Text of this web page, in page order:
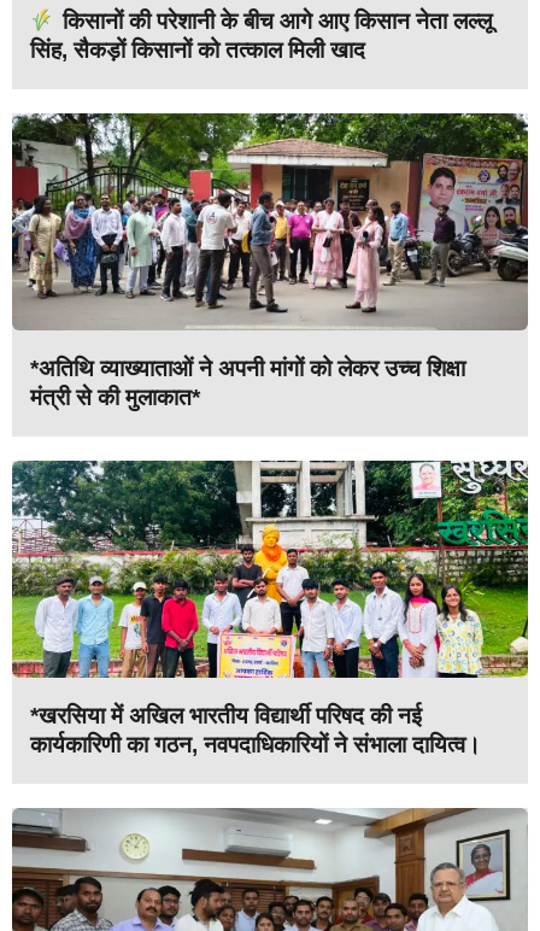
किसानों की परेशानी के बीच आगे आए किसान नेता लल्लू
सिंह, सैकड़ों किसानों को तत्काल मिली खाद
*अतिथि व्याख्याताओं ने अपनी मांगों को लेकर उच्च शिक्षा
मंत्री से की मुलाकात*
*खरसिया में अखिल भारतीय विद्यार्थी परिषद की नई
कार्यकारिणी का गठन, नवपदाधिकारियों ने संभाला दायित्व।